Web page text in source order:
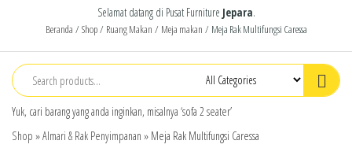
Selamat datang di Pusat Furniture Jepara.
Beranda / Shop/ Ruang Makan / Meja makan / Meja Rak Multifungsi Caressa
Yuk, cari barang yang anda inginkan, misalnya ‘sofa 2 seater’
Shop »Almari & Rak Penyimpanan » Meja Rak Multifungsi Caressa